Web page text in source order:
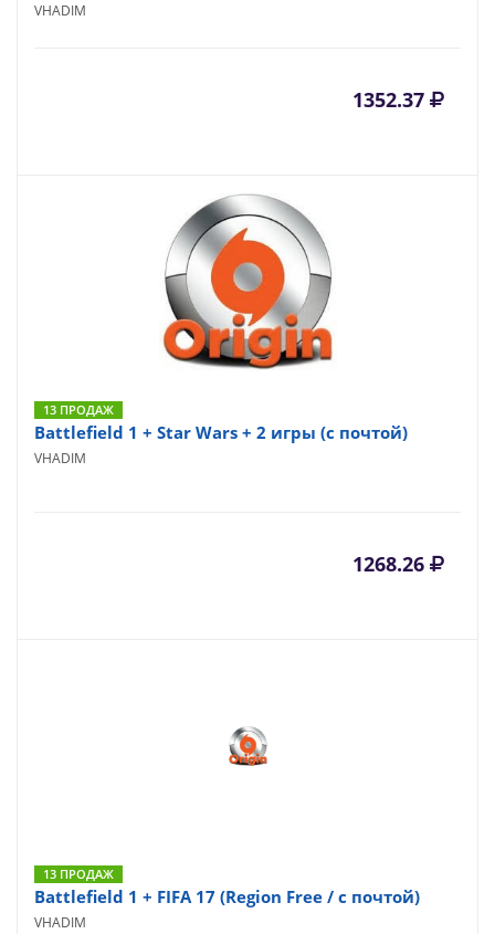
VHADIM
1352.37
13 ПРОДАЖ
Battlefield 1 + Star Wars + 2 игры (с почтой)
VHADIM
1268.26
13 ПРОДАЖ
Battlefield 1 + FIFA 17 (Region Free / с почтой)
VHADIM